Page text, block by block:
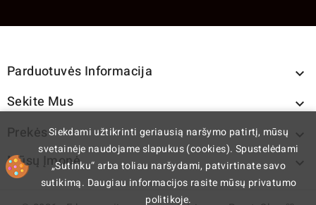
Parduotuvės Informacija 
Sekite Mus 
Prekės 
Mūsų Įmonė 
Siekdami užtikrinti geriausią naršymo patirtį, mūsų
svetainėje naudojame slapukus (cookies). Spustelėdami
„Sutinku“ arba toliau naršydami, patvirtinate savo
sutikimą. Daugiau informacijos rasite mūsų privatumo
politikoje.